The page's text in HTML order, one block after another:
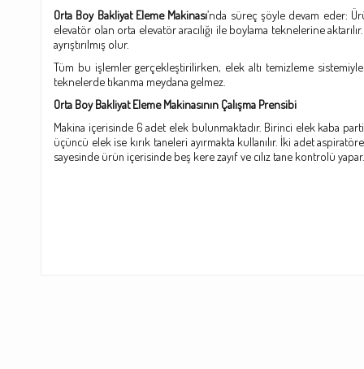
Orta Boy Bakliyat Eleme Makinası’nda süreç şöyle devam eder:
elevatör olan orta elevatör aracılığı ile boylama teknelerine
ayrıştırılmış olur.
Tüm bu işlemler gerçekleştirilirken, elek altı temizleme
teknelerde tıkanma meydana gelmez.
Orta Boy Bakliyat Eleme Makinasının Çalışma Prensibi
Makina içerisinde 6 adet elek bulunmaktadır. Birinci elek kaba
üçüncü elek ise kırık taneleri ayırmakta kullanılır. İki adet
sayesinde ürün içerisinde beş kere zayıf ve cılız tane kontrolü yapar.